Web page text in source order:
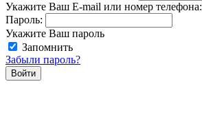
Укажите Ваш E-mail или номер телефона:
Пароль:
Укажите Ваш пароль
Запомнить
Забыли пароль?